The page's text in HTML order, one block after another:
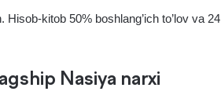
kitob 50% boshlang’ich to’lov va 24
Nasiya narxi